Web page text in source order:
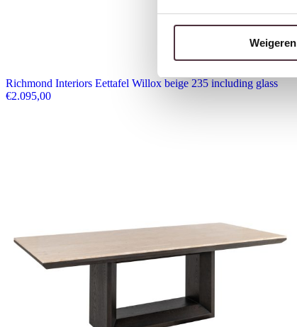
Weigeren
Richmond Interiors Eettafel Willox beige 235 including glass
€2.095,00